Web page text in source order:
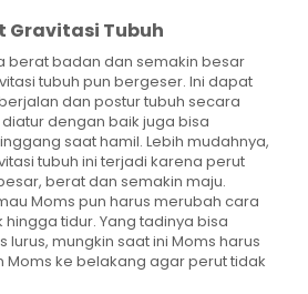
Gravitasi Tubuh
berat badan dan semakin besar
tubuh pun bergeser. Ini dapat
dan postur tubuh secara
dengan baik juga bisa
saat hamil. Lebih mudahnya,
tubuh ini terjadi karena perut
berat dan semakin maju.
Moms pun harus merubah cara
tidur. Yang tadinya bisa
mungkin saat ini Moms harus
Moms ke belakang agar perut tidak